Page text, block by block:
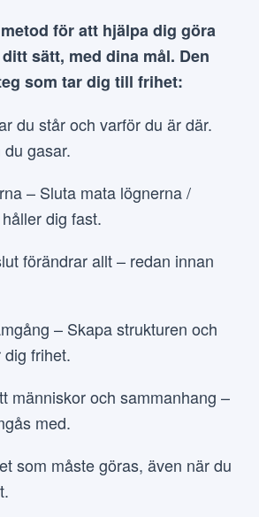
för att hjälpa dig göra
sätt, med dina mål. Den
som tar dig till frihet:
du står och varför du är där.
gasar.
– Sluta mata lögnerna /
dig fast.
förändrar allt – redan innan
– Skapa strukturen och
frihet.
människor och sammanhang –
med.
som måste göras, även när du